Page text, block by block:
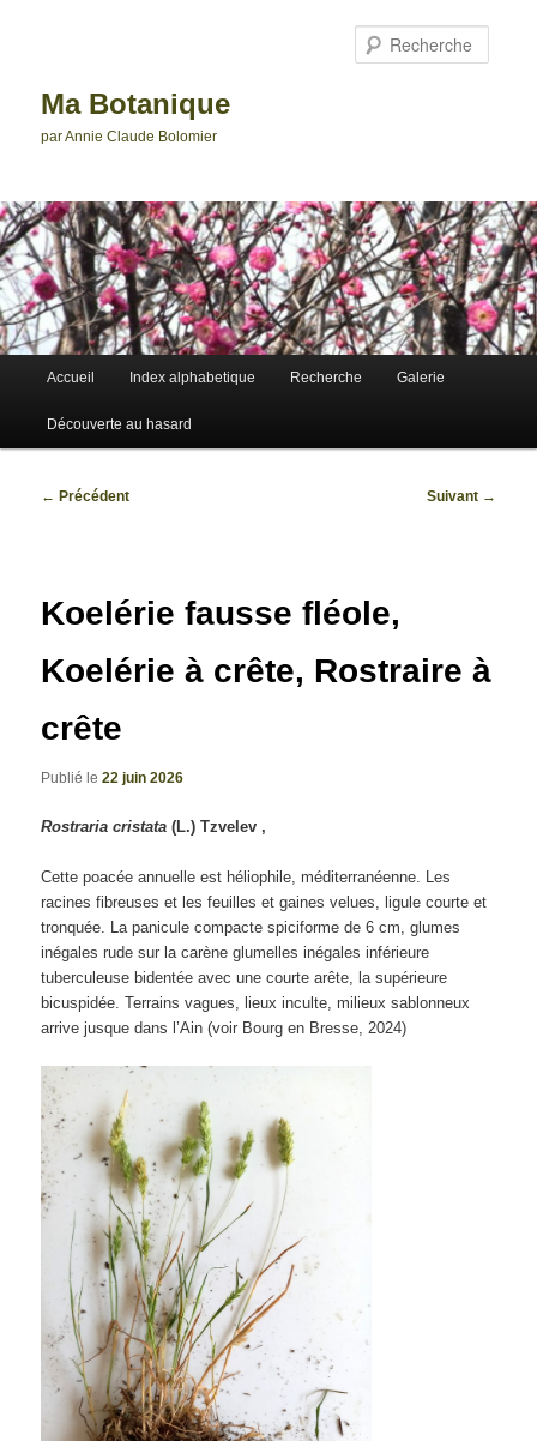
Ma Botanique
par Annie Claude Bolomier
Accueil Index alphabetique Recherche Galerie
Découverte au hasard
Navigation
← Précédent Suivant →
Koelérie fausse fléole,
Koelérie à crête, Rostraire à
crête
Publié le22 juin 2026
Rostraria cristata(L.) Tzvelev ,
Cette poacée annuelle est héliophile, méditerranéenne. Les
racines fibreuses et les feuilles et gaines velues, ligule courte et
tronquée. La panicule compacte spiciforme de 6 cm, glumes
inégales rude sur la carène glumelles inégales inférieure
tuberculeuse bidentée avec une courte arête, la supérieure
bicuspidée. Terrains vagues, lieux inculte, milieux sablonneux
arrive jusque dans l’Ain (voir Bourg en Bresse, 2024)